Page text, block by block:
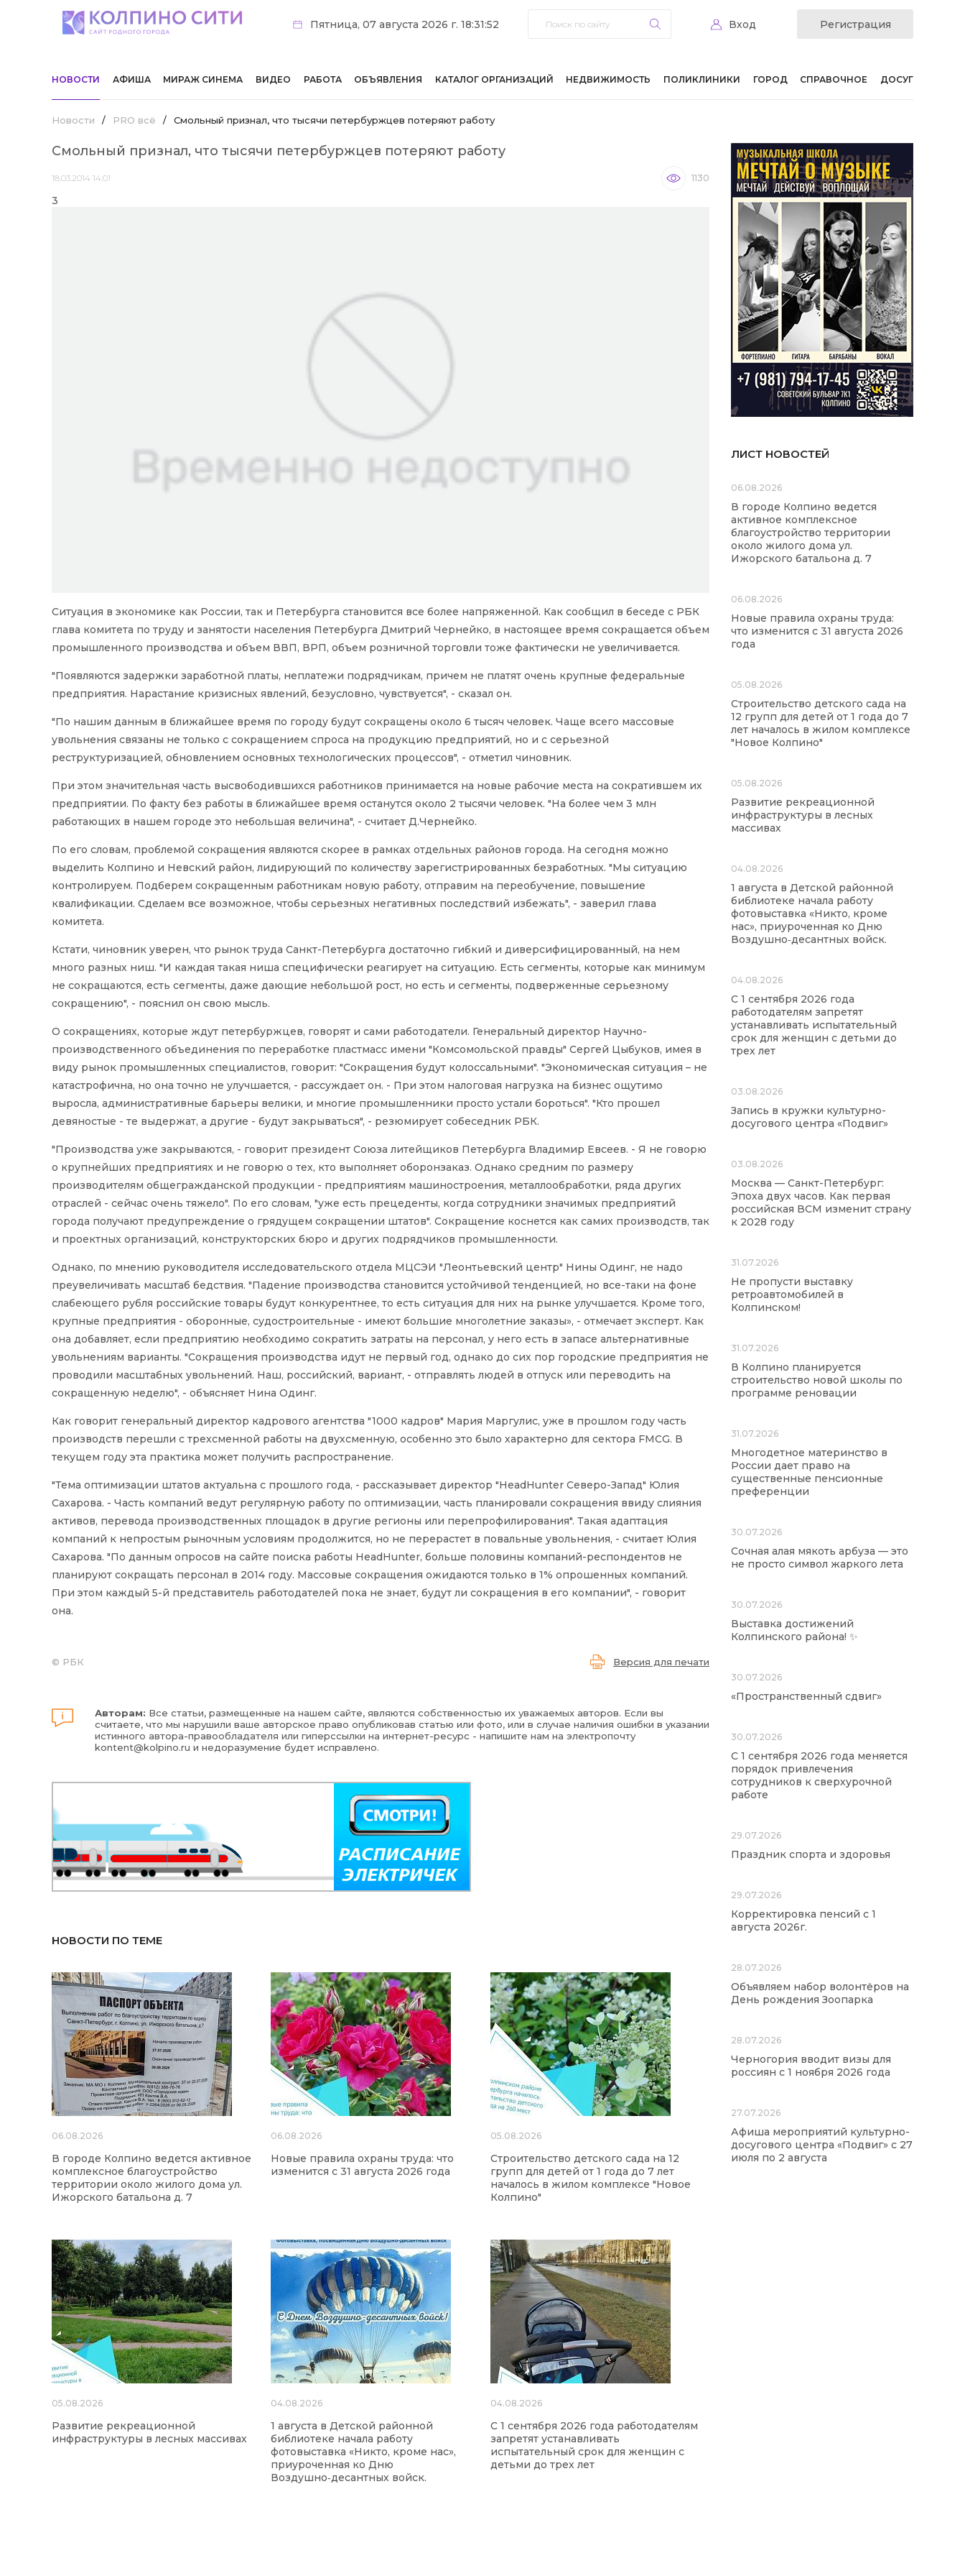
Пятница, 07 августа 2026 г. 18:31:52 Вход Регистрация
НОВОСТИ АФИША МИРАЖ СИНЕМА ВИДЕО РАБОТА ОБЪЯВЛЕНИЯ КАТАЛОГ ОРГАНИЗАЦИЙ НЕДВИЖИМОСТЬ ПОЛИКЛИНИКИ ГОРОД СПРАВОЧНОЕ ДОСУГ
Новости / PRO всё / Смольный признал, что тысячи петербуржцев потеряют работу
Смольный признал, что тысячи петербуржцев потеряют работу
18.03.2014 14:01 1130
3
Ситуация в экономике как России, так и Петербурга становится все более напряженной. Как сообщил в беседе с РБК
глава комитета по труду и занятости населения Петербурга Дмитрий Чернейко, в настоящее время сокращается объем
промышленного производства и объем ВВП, ВРП, объем розничной торговли тоже фактически не увеличивается.
"Появляются задержки заработной платы, неплатежи подрядчикам, причем не платят очень крупные федеральные
предприятия. Нарастание кризисных явлений, безусловно, чувствуется", - сказал он.
"По нашим данным в ближайшее время по городу будут сокращены около 6 тысяч человек. Чаще всего массовые
увольнения связаны не только с сокращением спроса на продукцию предприятий, но и с серьезной
реструктуризацией, обновлением основных технологических процессов", - отметил чиновник.
При этом значительная часть высвободившихся работников принимается на новые рабочие места на сократившем их
предприятии. По факту без работы в ближайшее время останутся около 2 тысячи человек. "На более чем 3 млн
работающих в нашем городе это небольшая величина", - считает Д.Чернейко.
По его словам, проблемой сокращения являются скорее в рамках отдельных районов города. На сегодня можно
выделить Колпино и Невский район, лидирующий по количеству зарегистрированных безработных. "Мы ситуацию
контролируем. Подберем сокращенным работникам новую работу, отправим на переобучение, повышение
квалификации. Сделаем все возможное, чтобы серьезных негативных последствий избежать", - заверил глава
комитета.
Кстати, чиновник уверен, что рынок труда Санкт-Петербурга достаточно гибкий и диверсифицированный, на нем
много разных ниш. "И каждая такая ниша специфически реагирует на ситуацию. Есть сегменты, которые как минимум
не сокращаются, есть сегменты, даже дающие небольшой рост, но есть и сегменты, подверженные серьезному
сокращению", - пояснил он свою мысль.
О сокращениях, которые ждут петербуржцев, говорят и сами работодатели. Генеральный директор Научно-
производственного объединения по переработке пластмасс имени "Комсомольской правды" Сергей Цыбуков, имея в
виду рынок промышленных специалистов, говорит: "Сокращения будут колоссальными". "Экономическая ситуация – не
катастрофична, но она точно не улучшается, - рассуждает он. - При этом налоговая нагрузка на бизнес ощутимо
выросла, административные барьеры велики, и многие промышленники просто устали бороться". "Кто прошел
девяностые - те выдержат, а другие - будут закрываться", - резюмирует собеседник РБК.
"Производства уже закрываются, - говорит президент Союза литейщиков Петербурга Владимир Евсеев. - Я не говорю
о крупнейших предприятиях и не говорю о тех, кто выполняет оборонзаказ. Однако средним по размеру
производителям общегражданской продукции - предприятиям машиностроения, металлообработки, ряда других
отраслей - сейчас очень тяжело". По его словам, "уже есть прецеденты, когда сотрудники значимых предприятий
города получают предупреждение о грядущем сокращении штатов". Сокращение коснется как самих производств, так
и проектных организаций, конструкторских бюро и других подрядчиков промышленности.
Однако, по мнению руководителя исследовательского отдела МЦСЭИ "Леонтьевский центр" Нины Одинг, не надо
преувеличивать масштаб бедствия. "Падение производства становится устойчивой тенденцией, но все-таки на фоне
слабеющего рубля российские товары будут конкурентнее, то есть ситуация для них на рынке улучшается. Кроме того,
крупные предприятия - оборонные, судостроительные - имеют большие многолетние заказы», - отмечает эксперт. Как
она добавляет, если предприятию необходимо сократить затраты на персонал, у него есть в запасе альтернативные
увольнениям варианты. "Сокращения производства идут не первый год, однако до сих пор городские предприятия не
проводили масштабных увольнений. Наш, российский, вариант, - отправлять людей в отпуск или переводить на
сокращенную неделю", - объясняет Нина Одинг.
Как говорит генеральный директор кадрового агентства "1000 кадров" Мария Маргулис, уже в прошлом году часть
производств перешли с трехсменной работы на двухсменную, особенно это было характерно для cектора FMCG. В
текущем году эта практика может получить распространение.
"Тема оптимизации штатов актуальна с прошлого года, - рассказывает директор "HeadHunter Северо-Запад" Юлия
Сахарова. - Часть компаний ведут регулярную работу по оптимизации, часть планировали сокращения ввиду слияния
активов, перевода производственных площадок в другие регионы или перепрофилирования". Такая адаптация
компаний к непростым рыночным условиям продолжится, но не перерастет в повальные увольнения, - считает Юлия
Сахарова. "По данным опросов на сайте поиска работы HeadHunter, больше половины компаний-респондентов не
планируют сокращать персонал в 2014 году. Массовые сокращения ожидаются только в 1% опрошенных компаний.
При этом каждый 5-й представитель работодателей пока не знает, будут ли сокращения в его компании", - говорит
она.
© РБК Версия для печати
Авторам: Все статьи, размещенные на нашем сайте, являются собственностью их уважаемых авторов. Если вы
считаете, что мы нарушили ваше авторское право опубликовав статью или фото, или в случае наличия ошибки в указании
истинного автора-правообладателя или гиперссылки на интернет-ресурс - напишите нам на электропочту
kontent@kolpino.ru и недоразумение будет исправлено.
НОВОСТИ ПО ТЕМЕ
06.08.2026
В городе Колпино ведется активное
комплексное благоустройство
территории около жилого дома ул.
Ижорского батальона д. 7
06.08.2026
Новые правила охраны труда: что
изменится с 31 августа 2026 года
05.08.2026
Строительство детского сада на 12
групп для детей от 1 года до 7 лет
началось в жилом комплексе "Новое
Колпино"
05.08.2026
Развитие рекреационной
инфраструктуры в лесных массивах
04.08.2026
1 августа в Детской районной
библиотеке начала работу
фотовыставка «Никто, кроме нас»,
приуроченная ко Дню
Воздушно‑десантных войск.
04.08.2026
С 1 сентября 2026 года работодателям
запретят устанавливать
испытательный срок для женщин с
детьми до трех лет
ЛИСТ НОВОСТЕЙ
06.08.2026
В городе Колпино ведется
активное комплексное
благоустройство территории
около жилого дома ул.
Ижорского батальона д. 7
06.08.2026
Новые правила охраны труда:
что изменится с 31 августа 2026
года
05.08.2026
Строительство детского сада на
12 групп для детей от 1 года до 7
лет началось в жилом комплексе
"Новое Колпино"
05.08.2026
Развитие рекреационной
инфраструктуры в лесных
массивах
04.08.2026
1 августа в Детской районной
библиотеке начала работу
фотовыставка «Никто, кроме
нас», приуроченная ко Дню
Воздушно‑десантных войск.
04.08.2026
С 1 сентября 2026 года
работодателям запретят
устанавливать испытательный
срок для женщин с детьми до
трех лет
03.08.2026
Запись в кружки культурно-
досугового центра «Подвиг»
03.08.2026
Москва — Санкт-Петербург:
Эпоха двух часов. Как первая
российская ВСМ изменит страну
к 2028 году
31.07.2026
Не пропусти выставку
ретроавтомобилей в
Колпинском!
31.07.2026
В Колпино планируется
строительство новой школы по
программе реновации
31.07.2026
Многодетное материнство в
России дает право на
существенные пенсионные
преференции
30.07.2026
Сочная алая мякоть арбуза — это
не просто символ жаркого лета
30.07.2026
Выставка достижений
Колпинского района! ✨
30.07.2026
«Пространственный сдвиг»
30.07.2026
С 1 сентября 2026 года меняется
порядок привлечения
сотрудников к сверхурочной
работе
29.07.2026
Праздник спорта и здоровья
29.07.2026
Корректировка пенсий с 1
августа 2026г.
28.07.2026
Объявляем набор волонтёров на
День рождения Зоопарка
28.07.2026
Черногория вводит визы для
россиян с 1 ноября 2026 года
27.07.2026
Афиша мероприятий культурно-
досугового центра «Подвиг» с 27
июля по 2 августа